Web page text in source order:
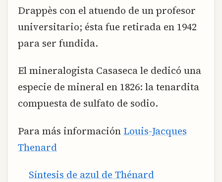
Drappès con el atuendo de un profesor
universitario; ésta fue retirada en 1942
para ser fundida.
El mineralogista Casaseca le dedicó una
especie de mineral en 1826: la tenardita
compuesta de sulfato de sodio.
Para más información Louis-Jacques
Thenard
Síntesis de azul de Thénard